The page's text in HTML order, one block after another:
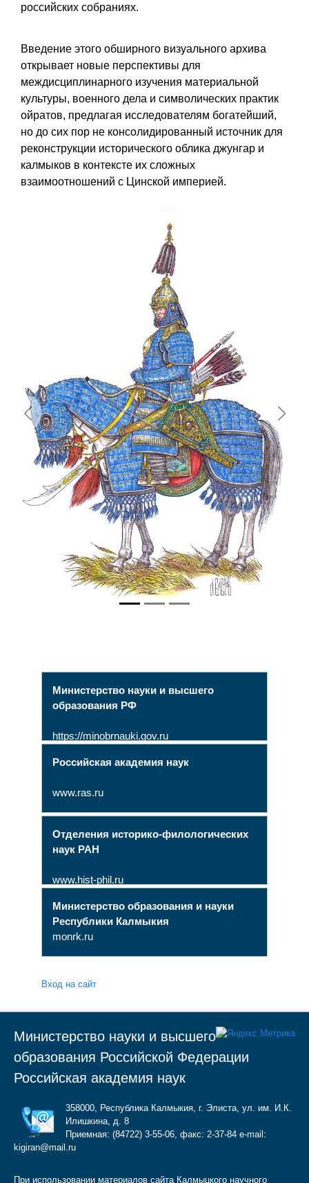
российских собраниях.
Введение этого обширного визуального архива
открывает новые перспективы для
междисциплинарного изучения материальной
культуры, военного дела и символических практик
ойратов, предлагая исследователям богатейший,
но до сих пор не консолидированный источник для
реконструкции исторического облика джунгар и
калмыков в контексте их сложных
взаимоотношений с Цинской империей.
Previous Next
Министерство науки и высшего
образования РФ
https://minobrnauki.gov.ru
Российская академия наук
www.ras.ru
Отделения историко-филологических
наук РАН
www.hist-phil.ru
Министерство образования и науки
Республики Калмыкия
monrk.ru
Вход на сайт
Министерство науки и высшего
образования Российской Федерации
Российская академия наук
358000, Республика Калмыкия, г. Элиста, ул. им. И.К.
Илишкина, д. 8
Приемная: (84722) 3-55-06, факс: 2-37-84 e-mail:
kigiran@mail.ru
При использовании материалов сайта Калмыцкого научного